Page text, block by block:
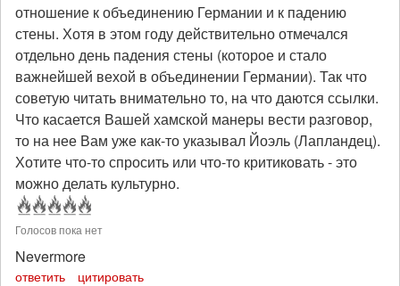
отношение к объединению Германии и к падению
стены. Хотя в этом году действительно отмечался
отдельно день падения стены (которое и стало
важнейшей вехой в объединении Германии). Так что
советую читать внимательно то, на что даются ссылки.
Что касается Вашей хамской манеры вести разговор,
то на нее Вам уже как-то указывал Йоэль (Лапландец).
Хотите что-то спросить или что-то критиковать - это
можно делать культурно.
Голосов пока нет
Nevermore
ответить цитировать